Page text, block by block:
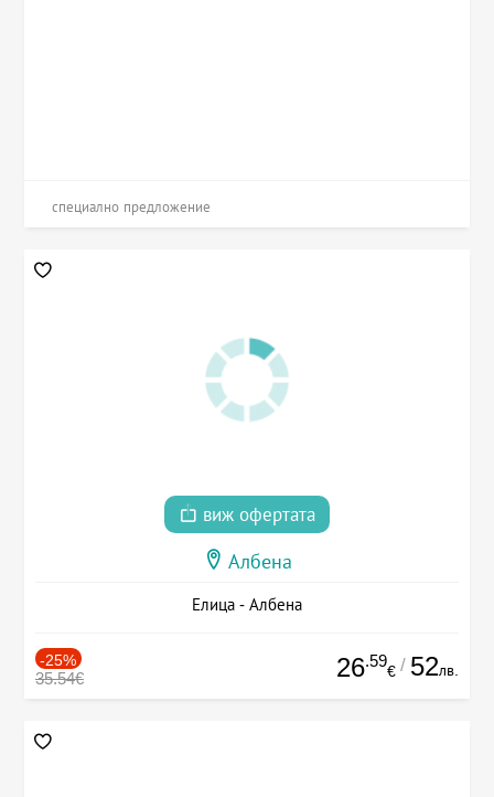
специално предложение
виж офертата
Албена
Елица - Албена
-25%
35.54€ 26.59
€ / 52лв.